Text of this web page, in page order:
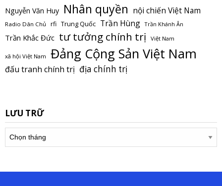
Nguyễn Văn Huy Nhân quyền nội chiến Việt Nam
Radio Dân Chủ rfi Trung Quốc Trần Hùng Trần Khánh Ân
Trần Khắc Đức tư tưởng chính trị Việt Nam
xã hội Việt Nam Đảng Cộng Sản Việt Nam
đấu tranh chính trị địa chính trị
LƯU TRỮ
Lưu
trữ